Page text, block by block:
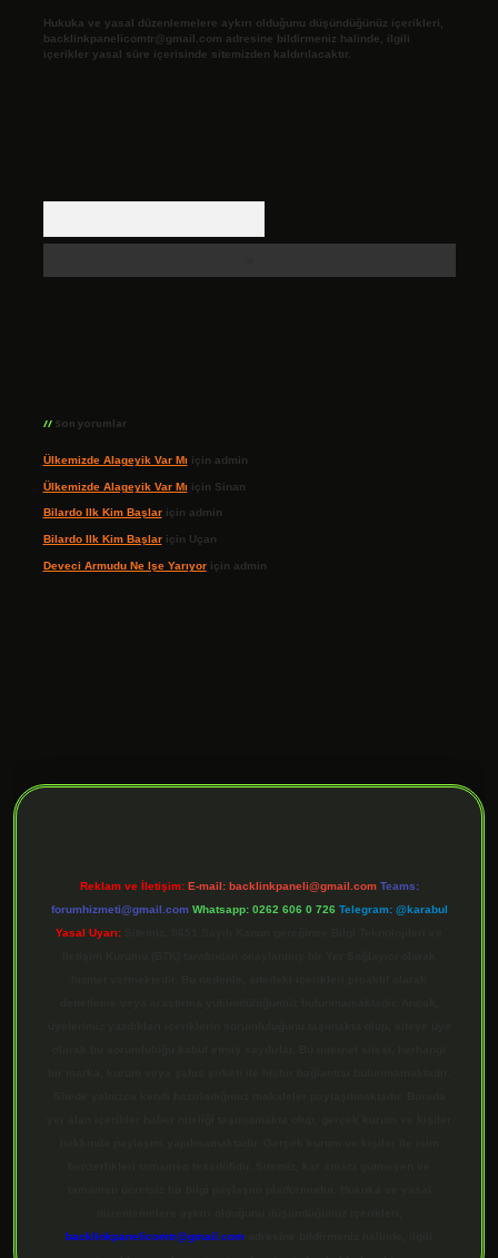
Hukuka ve yasal düzenlemelere aykırı olduğunu düşündüğünüz içerikleri,
backlinkpanelicomtr@gmail.com adresine bildirmeniz halinde, ilgili
içerikler yasal süre içerisinde sitemizden kaldırılacaktır.
Son yorumlar
Ülkemizde Alageyik Var Mı için admin
Ülkemizde Alageyik Var Mı için Sinan
Bilardo Ilk Kim Başlariçin admin
Bilardo Ilk Kim Başlariçin Uçan
Deveci Armudu Ne Işe Yarıyoriçin admin
Reklam ve İletişim: E-mail: backlinkpaneli@gmail.com Teams:
forumhizmeti@gmail.com Whatsapp: 0262 606 0 726 Telegram: @karabul
Yasal Uyarı:
backlinkpanelicomtr@gmail.com